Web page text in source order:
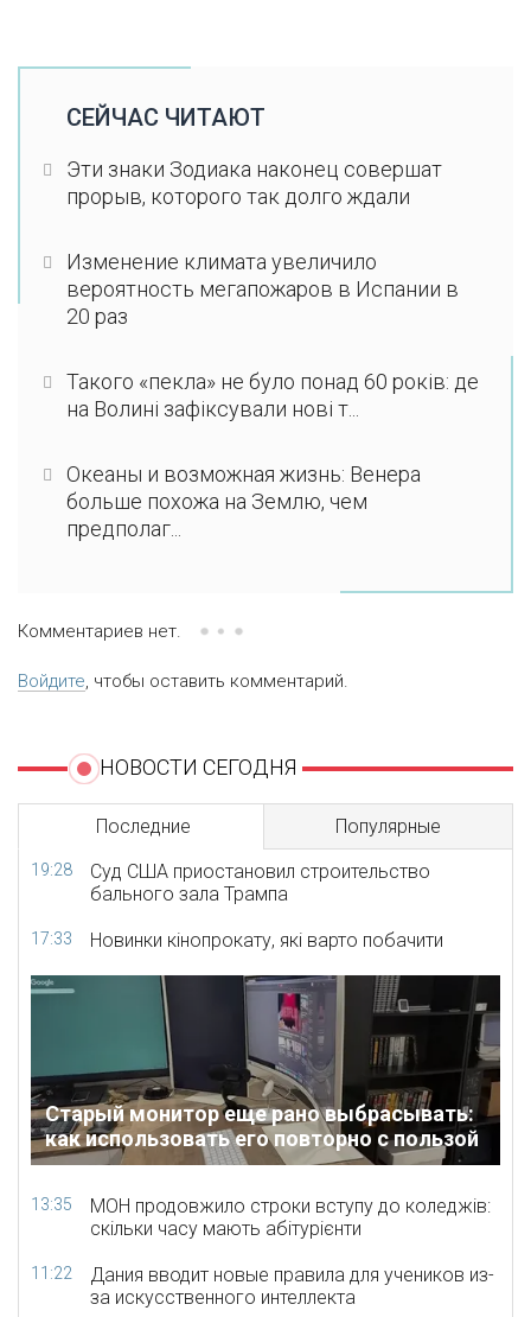
СЕЙЧАС ЧИТАЮТ
Эти знаки Зодиака наконец совершат
прорыв, которого так долго ждали
Изменение климата увеличило
вероятность мегапожаров в Испании в
20 раз
Такого «пекла» не було понад 60 років: де
на Волині зафіксували нові т...
Океаны и возможная жизнь: Венера
больше похожа на Землю, чем
предполаг...
Комментариев нет.
Войдите, чтобы оставить комментарий.
НОВОСТИ СЕГОДНЯ
Последние Популярные
19:28
Суд США приостановил строительство
бального зала Трампа
17:33 Новинки кінопрокату, які варто побачити
Старый монитор еще рано выбрасывать:
как использовать его повторно с пользой
13:35
МОН продовжило строки вступу до коледжів:
скільки часу мають абітурієнти
11:22
Дания вводит новые правила для учеников из-
за искусственного интеллекта